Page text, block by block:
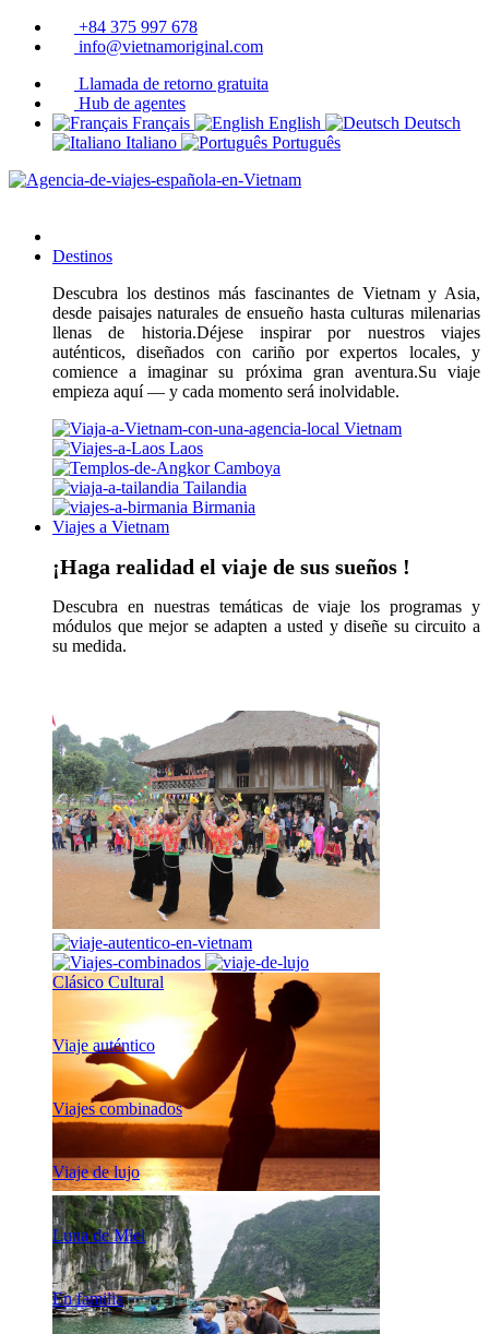
+84 375 997 678
info@vietnamoriginal.com
Llamada de retorno gratuita
Hub de agentes
Français
English
Deutsch
Italiano
Português
Destinos
Descubra los destinos más fascinantes de Vietnam y Asia,
desde paisajes naturales de ensueño hasta culturas milenarias
llenas de historia.Déjese inspirar por nuestros viajes
auténticos, diseñados con cariño por expertos locales, y
comience a imaginar su próxima gran aventura.Su viaje
empieza aquí — y cada momento será inolvidable.
Vietnam
Laos
Camboya
Tailandia
Birmania
Viajes a Vietnam
¡Haga realidad el viaje de sus sueños !
Descubra en nuestras temáticas de viaje los programas y
módulos que mejor se adapten a usted y diseñe su circuito a
su medida.
Clásico Cultural
Viaje auténtico
Viajes combinados
Viaje de lujo
Luna de Miel
En familia